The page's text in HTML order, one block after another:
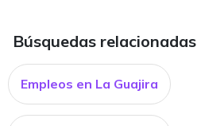
Búsquedas relacionadas
Empleos en La Guajira